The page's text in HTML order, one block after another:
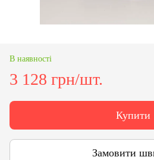
В наявності
3 128 грн/шт.
Купити
Замовити